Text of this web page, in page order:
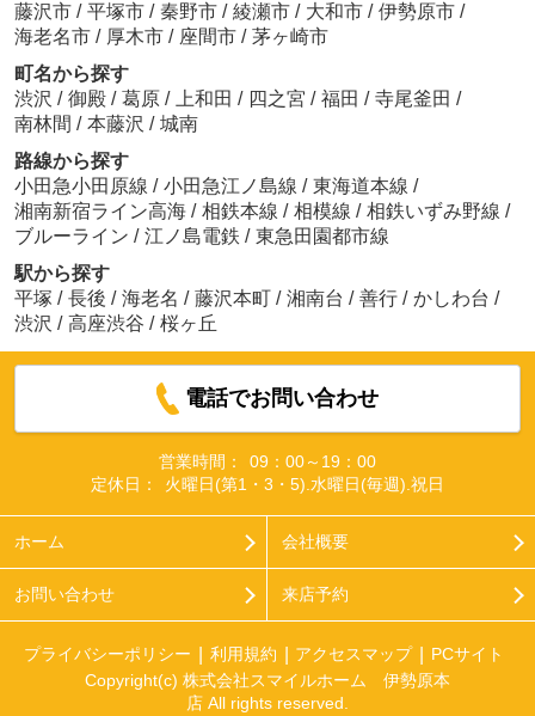
藤沢市 / 平塚市 / 秦野市 / 綾瀬市 / 大和市 / 伊勢原市 /
海老名市 / 厚木市 / 座間市 / 茅ヶ崎市
町名から探す
渋沢 / 御殿 / 葛原 / 上和田 / 四之宮 / 福田 / 寺尾釜田 /
南林間 / 本藤沢 / 城南
路線から探す
小田急小田原線 / 小田急江ノ島線 / 東海道本線 /
湘南新宿ライン高海 / 相鉄本線 / 相模線 / 相鉄いずみ野線 /
ブルーライン / 江ノ島電鉄 / 東急田園都市線
駅から探す
平塚 / 長後 / 海老名 / 藤沢本町 / 湘南台 / 善行 / かしわ台 /
渋沢 / 高座渋谷 / 桜ヶ丘
電話でお問い合わせ
営業時間：
09：00～19：00
定休日：
火曜日(第1・3・5).水曜日(毎週).祝日
ホーム 会社概要
お問い合わせ 来店予約
プライバシーポリシー 利用規約 アクセスマップ
PCサイト
Copyright(c) 株式会社スマイルホーム 伊勢原本
店 All rights reserved.